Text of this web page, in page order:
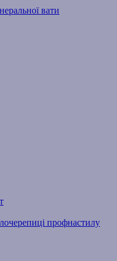
вати
профнастилу